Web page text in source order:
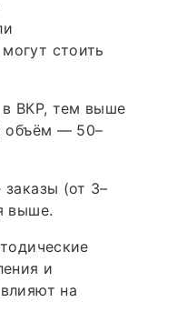
стоить
ВКР, тем выше
объём — 50–
(от 3–
выше.
и
на